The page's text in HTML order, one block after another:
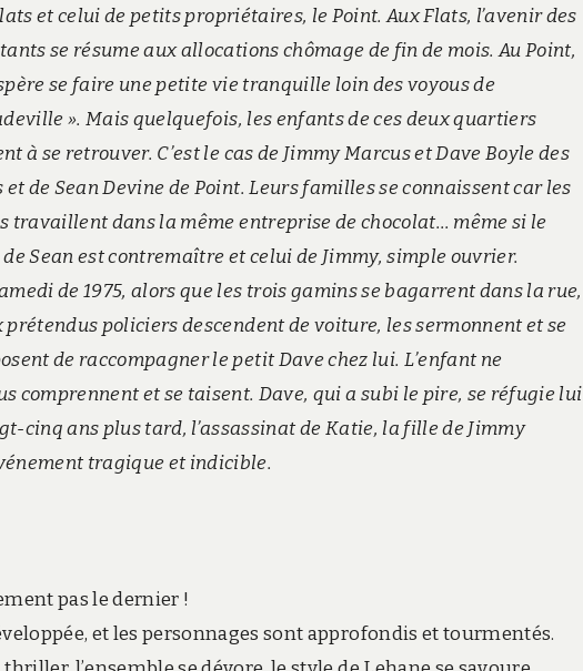
et celui de petits propriétaires, le Point. Aux Flats, l’avenir des
se résume aux allocations chômage de fin de mois. Au Point,
se faire une petite vie tranquille loin des voyous de
». Mais quelquefois, les enfants de ces deux quartiers
à se retrouver. C’est le cas de Jimmy Marcus et Dave Boyle des
et de Sean Devine de Point. Leurs familles se connaissent car les
travaillent dans la même entreprise de chocolat… même si le
de Sean est contremaître et celui de Jimmy, simple ouvrier.
de 1975, alors que les trois gamins se bagarrent dans la rue,
prétendus policiers descendent de voiture, les sermonnent et se
de raccompagner le petit Dave chez lui. L’enfant ne
comprennent et se taisent. Dave, qui a subi le pire, se réfugie lui
cinq ans plus tard, l’assassinat de Katie, la fille de Jimmy
tragique et indicible.
pas le dernier !
et les personnages sont approfondis et tourmentés.